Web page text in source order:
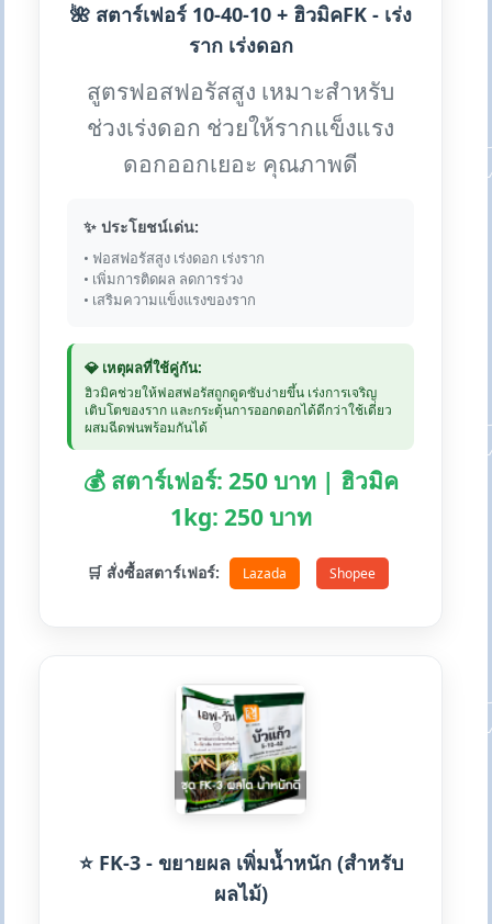
🌺 สตาร์เฟอร์ 10-40-10 + ฮิวมิคFK - เร่ง
ราก เร่งดอก
สูตรฟอสฟอรัสสูง เหมาะสำหรับ
ช่วงเร่งดอก ช่วยให้รากแข็งแรง
ดอกออกเยอะ คุณภาพดี
✨ ประโยชน์เด่น:
• ฟอสฟอรัสสูง เร่งดอก เร่งราก
• เพิ่มการติดผล ลดการร่วง
• เสริมความแข็งแรงของราก
💎 เหตุผลที่ใช้คู่กัน:
ฮิวมิคช่วยให้ฟอสฟอรัสถูกดูดซับง่ายขึ้น เร่งการเจริญ
เติบโตของราก และกระตุ้นการออกดอกได้ดีกว่าใช้เดี่ยว
ผสมฉีดพ่นพร้อมกันได้
💰 สตาร์เฟอร์: 250 บาท | ฮิวมิค
1kg: 250 บาท
🛒 สั่งซื้อสตาร์เฟอร์: Lazada Shopee
⭐ FK-3 - ขยายผล เพิ่มน้ำหนัก (สำหรับ
ผลไม้)